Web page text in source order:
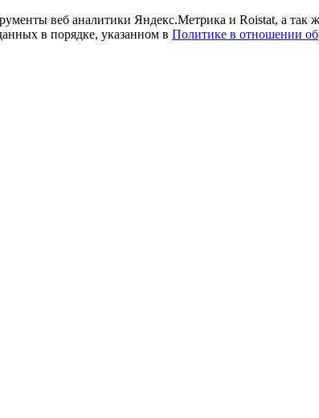
веб аналитики Яндекс.Метрика и Roistat, а
в порядке, указанном в Политике в отношении